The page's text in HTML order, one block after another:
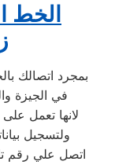
الخط
بمجرد اتصالك
في الجيزة
لانها تعمل
ولتسجيل
اتصل علي رقم